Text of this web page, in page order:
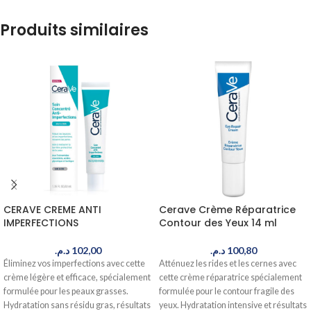
Produits similaires
CERAVE CREME ANTI
IMPERFECTIONS
102,00 د.م.
Éliminez vos imperfections avec cette
crème légère et efficace, spécialement
formulée pour les peaux grasses.
Hydratation sans résidu gras, résultats
Cerave Crème Réparatrice
Contour des Yeux 14 ml
100,80 د.م.
Atténuez les rides et les cernes avec
cette crème réparatrice spécialement
formulée pour le contour fragile des
yeux. Hydratation intensive et résultats